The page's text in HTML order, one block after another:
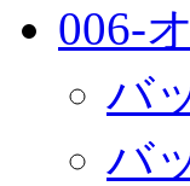
006-
バ
バ